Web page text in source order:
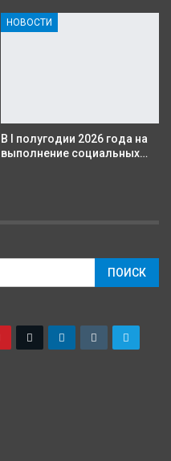
НОВОСТИ
В I полугодии 2026 года на
выполнение социальных…